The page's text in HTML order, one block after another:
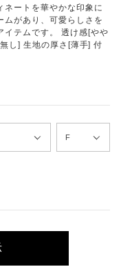
ネートを華やかな印象に
ムがあり、可愛らしさを
テムです。 透け感[やや
し] 生地の厚さ[薄手] 付